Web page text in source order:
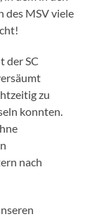
des MSV viele
der SC
zu
konnten.
nach